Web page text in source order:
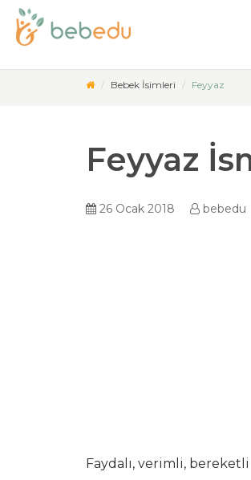
Bebek İsimleri Feyyaz
Feyyaz
26 Ocak 2018 bebedu
Faydalı, verimli, bereketli